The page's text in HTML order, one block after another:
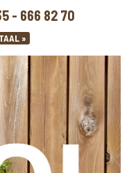
- 666 82 70